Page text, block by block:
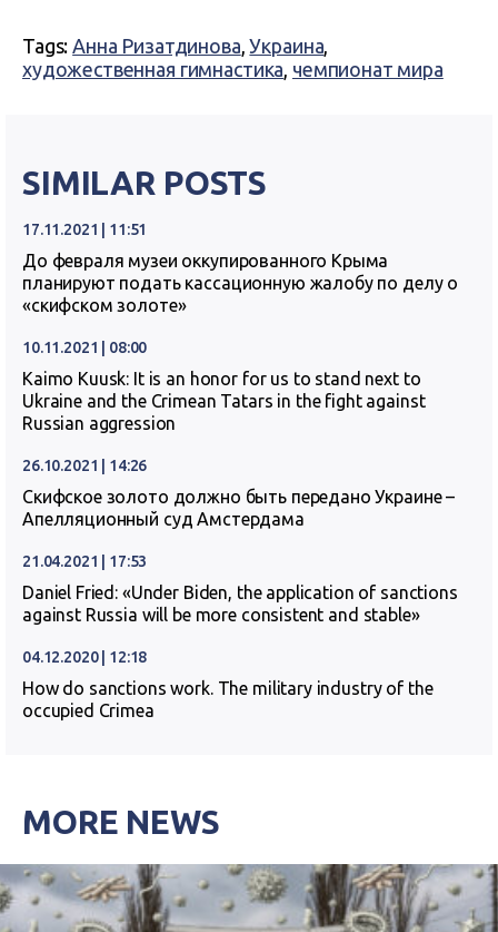
Tags:Анна Ризатдинова,Украина,
художественная гимнастика, чемпионат мира
SIMILAR POSTS
17.11.2021 | 11:51
До февраля музеи оккупированного Крыма
планируют подать кассационную жалобу по делу о
«скифском золоте»
10.11.2021 | 08:00
Kaimo Kuusk: It is an honor for us to stand next to
Ukraine and the Crimean Tatars in the fight against
Russian aggression
26.10.2021 | 14:26
Скифское золото должно быть передано Украине –
Апелляционный суд Амстердама
21.04.2021 | 17:53
Daniel Fried: «Under Biden, the application of sanctions
against Russia will be more consistent and stable»
04.12.2020 | 12:18
How do sanctions work. The military industry of the
occupied Crimea
MORE NEWS